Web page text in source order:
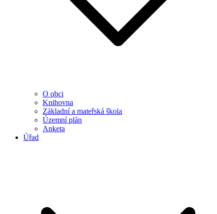
O obci
Knihovna
Základní a mateřská škola
Územní plán
Anketa
Úřad